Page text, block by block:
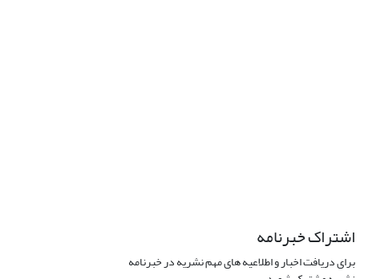
اشتراک خبرنامه
برای دریافت اخبار و اطلاعیه های مهم نشریه در خبرنامه